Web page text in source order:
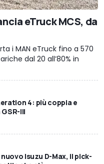
eTruck MCS, da
i MAN eTruck fino a 570
dal 20 all’80% in
4: più coppia e
III
Isuzu D-Max, il pick-